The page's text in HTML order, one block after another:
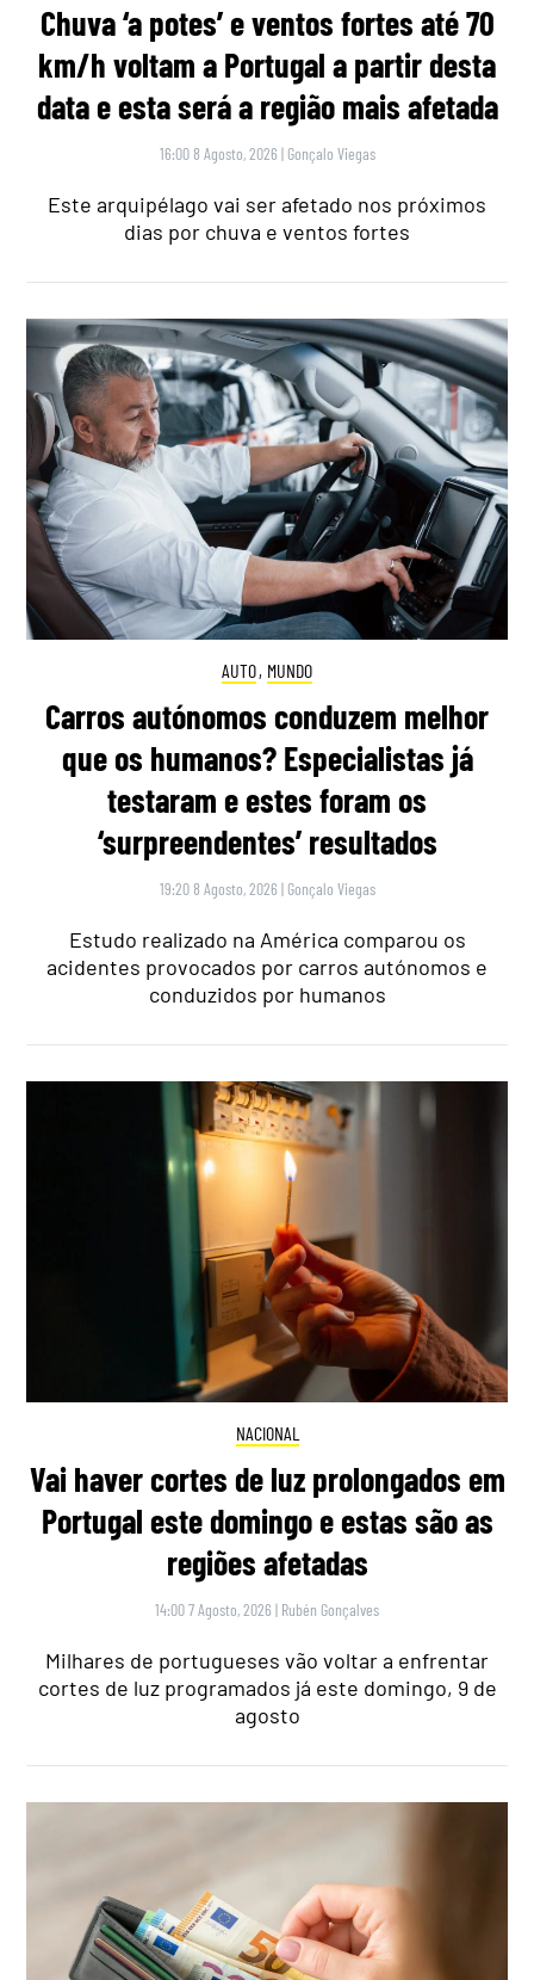
Chuva ‘a potes’ e ventos fortes até 70
km/h voltam a Portugal a partir desta
data e esta será a região mais afetada
16:00 8 Agosto, 2026 | Gonçalo Viegas
Este arquipélago vai ser afetado nos próximos
dias por chuva e ventos fortes
AUTO, MUNDO
Carros autónomos conduzem melhor
que os humanos? Especialistas já
testaram e estes foram os
‘surpreendentes’ resultados
19:20 8 Agosto, 2026 | Gonçalo Viegas
Estudo realizado na América comparou os
acidentes provocados por carros autónomos e
conduzidos por humanos
NACIONAL
Vai haver cortes de luz prolongados em
Portugal este domingo e estas são as
regiões afetadas
14:00 7 Agosto, 2026 | Rubén Gonçalves
Milhares de portugueses vão voltar a enfrentar
cortes de luz programados já este domingo, 9 de
agosto